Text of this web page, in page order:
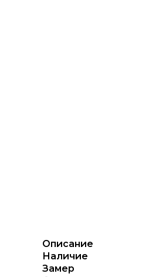
Описание
Наличие
Замер